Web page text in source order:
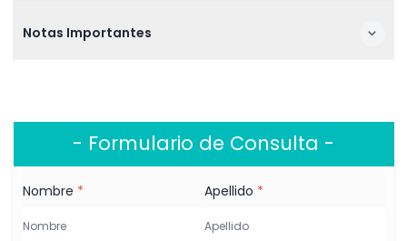
Notas Importantes
- Formulario de Consulta -
Nombre * Apellido *